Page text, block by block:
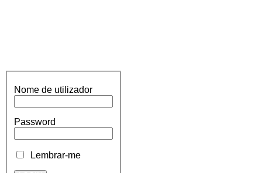
Nome de utilizador
Password
Lembrar-me